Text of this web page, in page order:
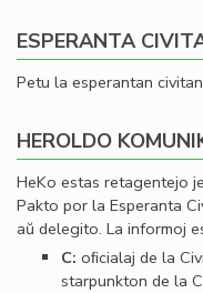
ESPERANTA
Petu la esperantan
HEROLDO
HeKo estas retagentejo
Pakto por la Esperanta
aŭ delegito. La informoj
C: oﬁcialaj de la
starpunkton de la